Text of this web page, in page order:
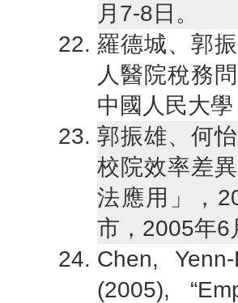
月7-8日。
羅德城、郭
人醫院稅務
中國人民大
郭振雄、何
校院效率差
法應用」，
市，2005年6
Chen,
(2005),